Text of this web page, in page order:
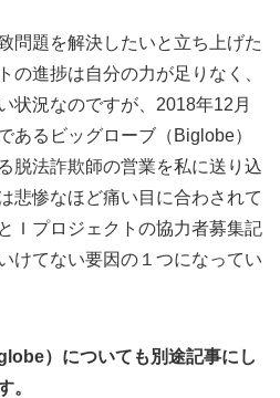
問題を解決したいと立ち上げた
の進捗は自分の力が足りなく、
状況なのですが、2018年12月
あるビッグローブ（Biglobe）
脱法詐欺師の営業を私に送り込
悲惨なほど痛い目に合わされて
Ｉプロジェクトの協力者募集記
けてない要因の１つになってい
）についても別途記事にし
。